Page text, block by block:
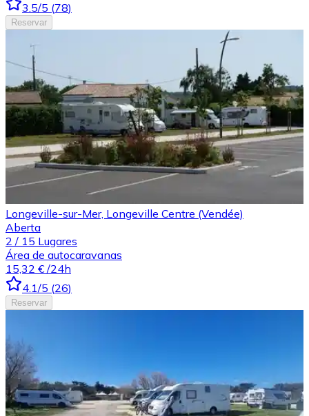
3.5/5 (78)
Reservar
Longeville-sur-Mer, Longeville Centre (Vendée)
Aberta
2 / 15 Lugares
Área de autocaravanas
15,32 € /24h
4.1/5 (26)
Reservar